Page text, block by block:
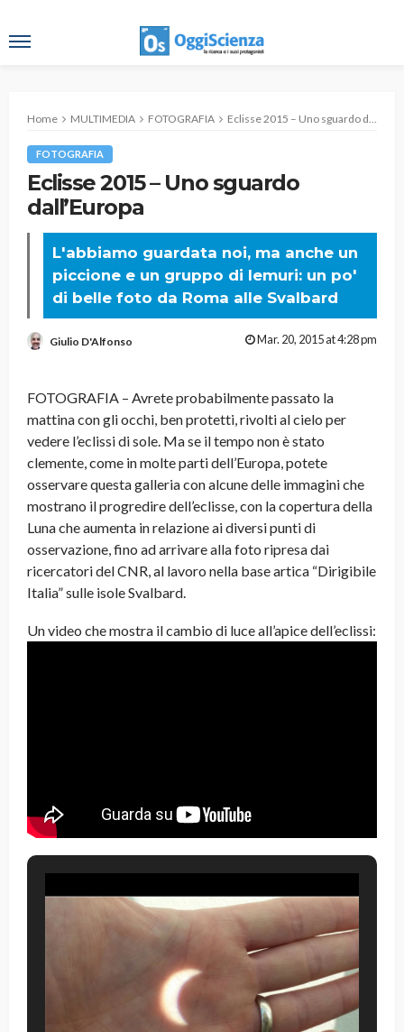
Home MULTIMEDIA FOTOGRAFIA Eclisse 2015 – Uno sguardo dall’Europa
FOTOGRAFIA
Eclisse 2015 – Uno sguardo
dall’Europa
L'abbiamo guardata noi, ma anche un
piccione e un gruppo di lemuri: un po'
di belle foto da Roma alle Svalbard
Giulio D'Alfonso Mar. 20, 2015 at 4:28 pm
FOTOGRAFIA – Avrete probabilmente passato la
mattina con gli occhi, ben protetti, rivolti al cielo per
vedere l’eclissi di sole. Ma se il tempo non è stato
clemente, come in molte parti dell’Europa, potete
osservare questa galleria con alcune delle immagini che
mostrano il progredire dell’eclisse, con la copertura della
Luna che aumenta in relazione ai diversi punti di
osservazione, fino ad arrivare alla foto ripresa dai
ricercatori del CNR, al lavoro nella base artica “Dirigibile
Italia” sulle isole Svalbard.
Un video che mostra il cambio di luce all’apice dell’eclissi: